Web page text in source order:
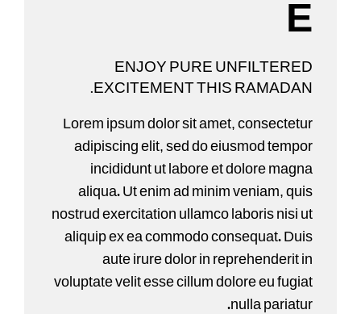
E
ENJOY PURE UNFILTERED
EXCITEMENT THIS RAMADAN.
Lorem ipsum dolor sit amet, consectetur
adipiscing elit, sed do eiusmod tempor
incididunt ut labore et dolore magna
aliqua. Ut enim ad minim veniam, quis
nostrud exercitation ullamco laboris nisi ut
aliquip ex ea commodo consequat. Duis
aute irure dolor in reprehenderit in
voluptate velit esse cillum dolore eu fugiat
nulla pariatur.